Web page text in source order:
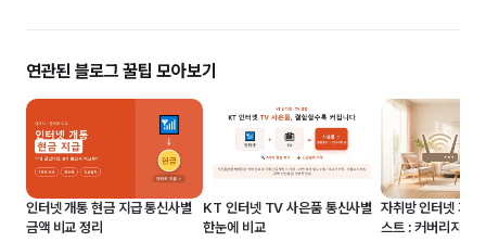
연관된 블로그 꿀팁 모아보기
인터넷 개통 현금 지급 통신사별
금액 비교 정리
KT 인터넷 TV 사은품 통신사별
한눈에 비교
자취방 인터넷 가입
스트 : 커버리지 조